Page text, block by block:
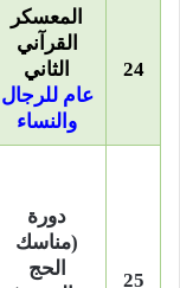
24
المعسكر
القرآني
الثاني
عام للرجال
والنساء
25
دورة
(مناسك
الحج